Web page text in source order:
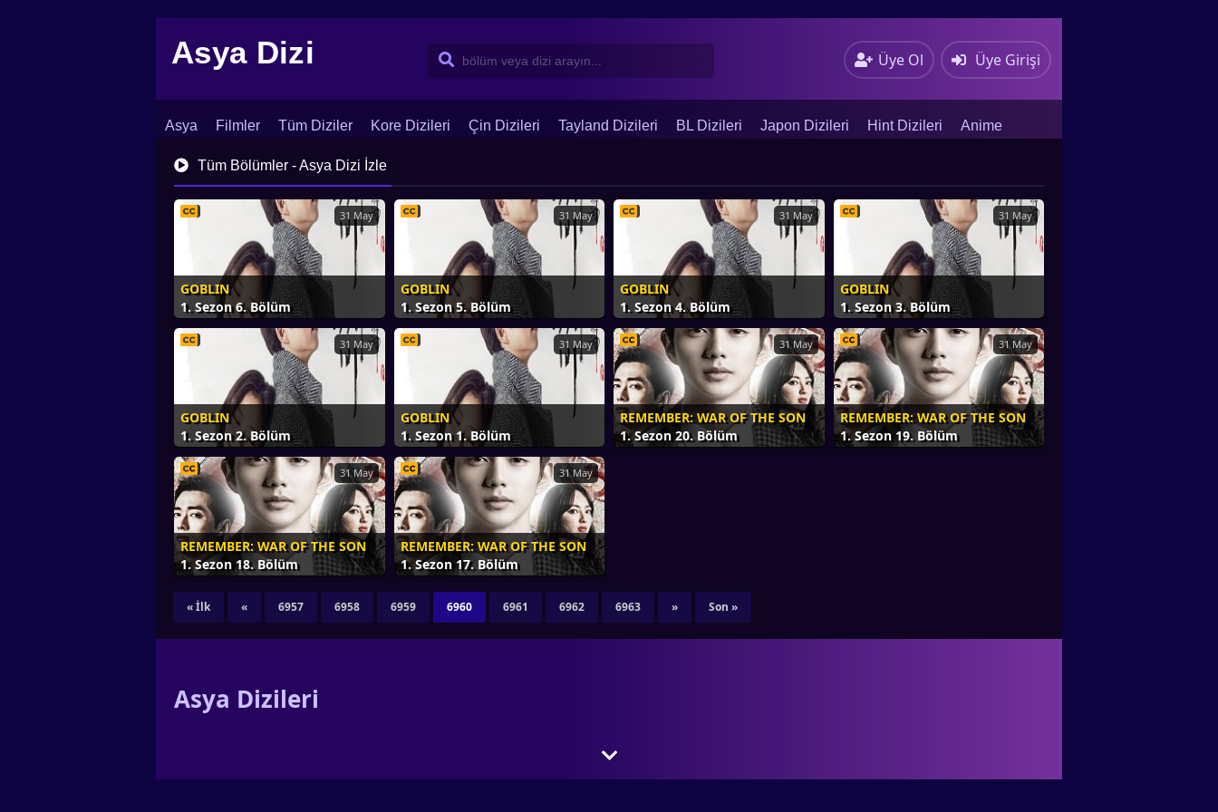
Asya Dizi Üye Ol Üye Girişi
Asya Filmler Tüm Diziler Kore Dizileri Çin Dizileri Tayland Dizileri BL Dizileri Japon Dizileri Hint Dizileri Anime
İletişim Blog Dizi Arşivi
Tüm Bölümler - Asya Dizi İzle
31 May
GOBLIN
1. Sezon 6. Bölüm
31 May
GOBLIN
1. Sezon 5. Bölüm
31 May
GOBLIN
1. Sezon 4. Bölüm
31 May
GOBLIN
1. Sezon 3. Bölüm
31 May
GOBLIN
1. Sezon 2. Bölüm
31 May
GOBLIN
1. Sezon 1. Bölüm
31 May
REMEMBER: WAR OF THE SON
1. Sezon 20. Bölüm
31 May
REMEMBER: WAR OF THE SON
1. Sezon 19. Bölüm
31 May
REMEMBER: WAR OF THE SON
1. Sezon 18. Bölüm
31 May
REMEMBER: WAR OF THE SON
1. Sezon 17. Bölüm
« İlk « 6957 6958 6959 6960 6961 6962 6963 » Son »
Asya Dizileri
kaynaklar kullanmaktadır. Sitemiz pek çok kişinin beğeneceği tarzda, Asya adresi olarak bilinmektedir. Asya dizileri Türkçe altyazılı izle denildiği zaman akla gelen ilk